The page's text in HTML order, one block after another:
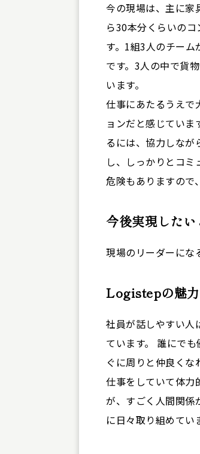
今の現場は、主に家
ら30本分くらいの
す。1組3人のチーム
です。3人の中で貨
います。
仕事にあたるうえで
ョンだと感じていま
るには、協力しなが
し、しっかりとコ
危険もありますので
今後実現したい
現場のリーダーにな
Logistepの魅力
社員が話しやすい人
ています。 誰にで
ぐに周りと仲良くな
仕事をしていて体力
が、すごく人間関係
に日々取り組めてい